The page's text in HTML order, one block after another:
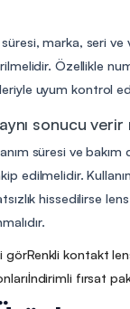
süresi, marka, seri
Özellikle
uyum kontrol
sonucu verir
süresi ve bakım
edilmelidir.
hissedilirse lens
görRenkli kontakt
İndirimli fırsat